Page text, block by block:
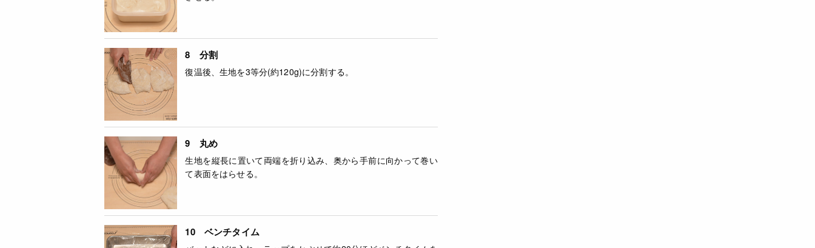
8 分割
復温後、生地を3等分(約120g)に分割する。
9 丸め
生地を縦長に置いて両端を折り込み、奥から手前に向かって巻い
て表面をはらせる。
10 ベンチタイム